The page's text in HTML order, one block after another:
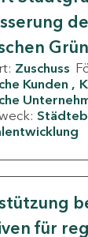
Zuschuss
Kunden
für